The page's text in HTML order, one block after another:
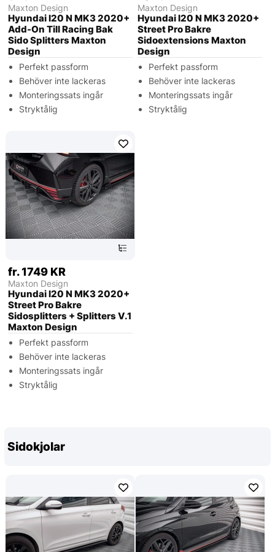
Maxton Design
Hyundai I20 N MK3 2020+
Add-On Till Racing Bak
Sido Splitters Maxton
Design
Perfekt passform
Behöver inte lackeras
Monteringssats ingår
Stryktålig
Maxton Design
Hyundai I20 N MK3 2020+
Street Pro Bakre
Sidoextensions Maxton
Design
Perfekt passform
Behöver inte lackeras
Monteringssats ingår
Stryktålig
fr. 1749 KR
Maxton Design
Hyundai I20 N MK3 2020+
Street Pro Bakre
Sidosplitters + Splitters V.1
Maxton Design
Perfekt passform
Behöver inte lackeras
Monteringssats ingår
Stryktålig
Sidokjolar